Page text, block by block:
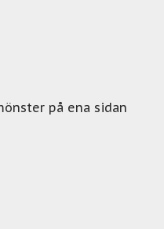
på ena sidan